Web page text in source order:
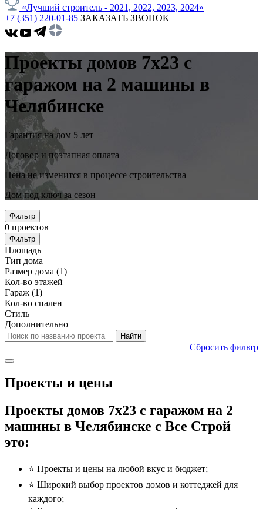
«Лучший строитель - 2021, 2022, 2023, 2024»
+7 (351) 220-01-85 ЗАКАЗАТЬ ЗВОНОК
Проекты домов 7x23 с
гаражом на 2 машины в
Челябинске
Гарантия на дом 5 лет
Договор и поэтапная оплата
Цена не изменится в процессе строительства
Дом под ключ за сезон
Фильтр
0 проектов
Фильтр
Площадь
Тип дома
Размер дома (1)
Кол-во этажей
Гараж (1)
Кол-во спален
Стиль
Дополнительно
Сбросить фильтр
Проекты и цены
Проекты домов 7x23 с гаражом на 2
машины в Челябинске с Все Строй
это:
⭐️ Проекты и цены на любой вкус и бюджет;
⭐️ Широкий выбор проектов домов и коттеджей для
каждого;